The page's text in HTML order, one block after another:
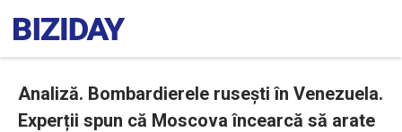
Analiză. Bombardierele rusești în Venezuela.
Experții spun că Moscova încearcă să arate